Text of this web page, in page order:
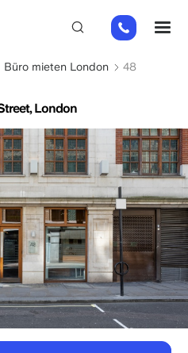
+44
(0)
2045
Büro mieten London
48
London